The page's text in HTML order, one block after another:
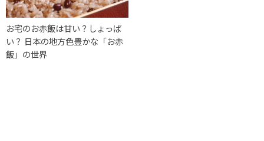
お宅のお赤飯は甘い？しょっぱ
い？ 日本の地方色豊かな「お赤
飯」の世界